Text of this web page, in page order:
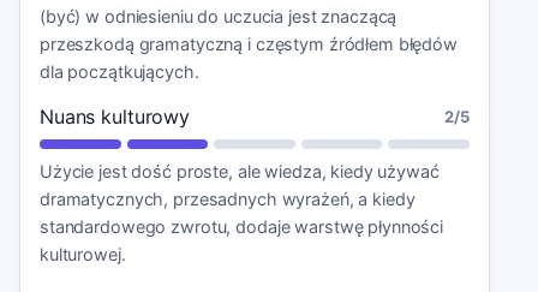
(być) w odniesieniu do uczucia jest znaczącą
przeszkodą gramatyczną i częstym źródłem błędów
dla początkujących.
Nuans kulturowy 2/5
Użycie jest dość proste, ale wiedza, kiedy używać
dramatycznych, przesadnych wyrażeń, a kiedy
standardowego zwrotu, dodaje warstwę płynności
kulturowej.